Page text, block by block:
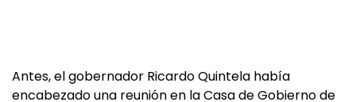
Antes, el gobernador Ricardo Quintela había
encabezado una reunión en la Casa de Gobierno de